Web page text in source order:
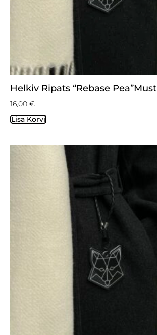
Helkiv Ripats “Rebase Pea”must
16,00 €
Lisa Korvi